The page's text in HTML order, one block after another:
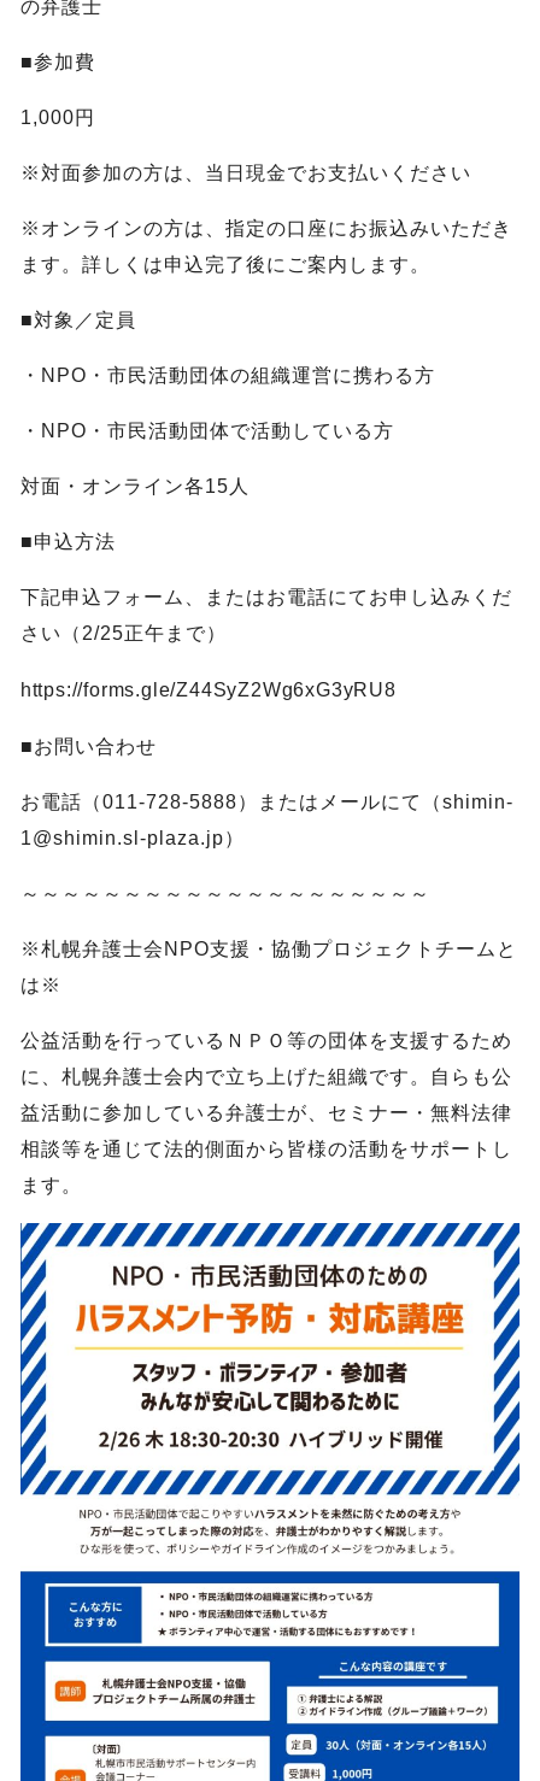
の弁護士
■参加費
1,000円
※対面参加の方は、当日現金でお支払いください
※オンラインの方は、指定の口座にお振込みいただき
ます。詳しくは申込完了後にご案内します。
■対象／定員
・NPO・市民活動団体の組織運営に携わる方
・NPO・市民活動団体で活動している方
対面・オンライン各15人
■申込方法
下記申込フォーム、またはお電話にてお申し込みくだ
さい（2/25正午まで）
https://forms.gle/Z44SyZ2Wg6xG3yRU8
■お問い合わせ
お電話（011-728-5888）またはメールにて（shimin-
1@shimin.sl-plaza.jp）
～～～～～～～～～～～～～～～～～～～～
※札幌弁護士会NPO支援・協働プロジェクトチームと
は※
公益活動を行っているＮＰＯ等の団体を支援するため
に、札幌弁護士会内で立ち上げた組織です。自らも公
益活動に参加している弁護士が、セミナー・無料法律
相談等を通じて法的側面から皆様の活動をサポートし
ます。